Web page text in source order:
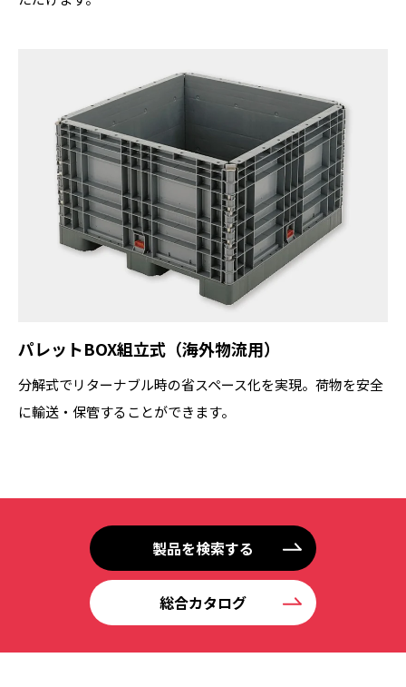
パレットBOX組立式（海外物流用）
分解式でリターナブル時の省スペース化を実現。荷物を安全
に輸送・保管することができます。
製品を検索する
総合カタログ